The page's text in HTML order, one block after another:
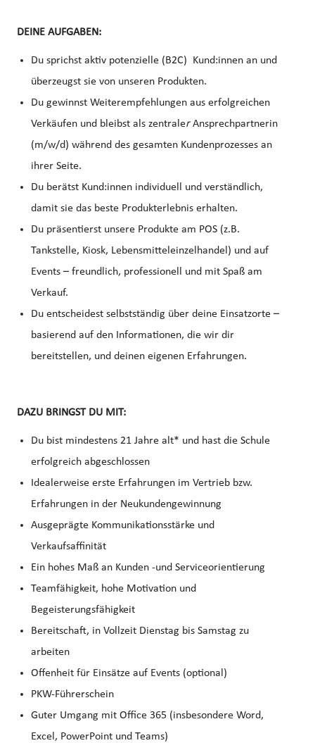
DEINE AUFGABEN:
Du sprichst aktiv potenzielle (B2C) Kund:innen an und
überzeugst sie von unseren Produkten.
Du gewinnst Weiterempfehlungen aus erfolgreichen
Verkäufen und bleibst als zentralerAnsprechpartnerin
(m/w/d) während des gesamten Kundenprozesses an
ihrer Seite.
Du berätst Kund:innen individuell und verständlich,
damit sie das beste Produkterlebnis erhalten.
Du präsentierst unsere Produkte am POS (z.B.
Tankstelle, Kiosk, Lebensmitteleinzelhandel) und auf
Events – freundlich, professionell und mit Spaß am
Verkauf.
Du entscheidest selbstständig über deine Einsatzorte –
basierend auf den Informationen, die wir dir
bereitstellen, und deinen eigenen Erfahrungen.
DAZU BRINGST DU MIT:
Du bist mindestens 21 Jahre alt* und hast die Schule
erfolgreich abgeschlossen
Idealerweise erste Erfahrungen im Vertrieb bzw.
Erfahrungen in der Neukundengewinnung
Ausgeprägte Kommunikationsstärke und
Verkaufsaffinität
Ein hohes Maß an Kunden -und Serviceorientierung
Teamfähigkeit, hohe Motivation und
Begeisterungsfähigkeit
Bereitschaft, in Vollzeit Dienstag bis Samstag zu
arbeiten
Offenheit für Einsätze auf Events (optional)
PKW-Führerschein
Guter Umgang mit Office 365 (insbesondere Word,
Excel, PowerPoint und Teams)